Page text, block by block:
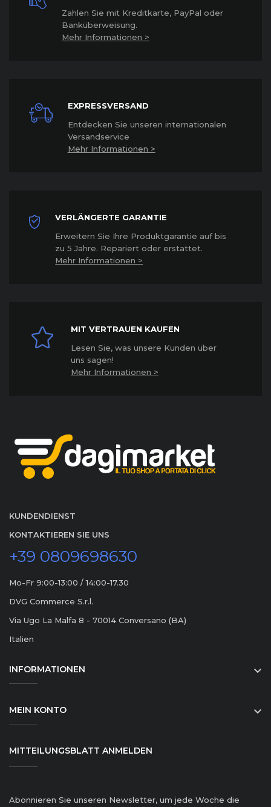
Zahlen Sie mit Kreditkarte, PayPal oder
Banküberweisung.
Mehr Informationen >
EXPRESSVERSAND
Entdecken Sie unseren internationalen
Versandservice
Mehr Informationen >
VERLÄNGERTE GARANTIE
Erweitern Sie Ihre Produktgarantie auf bis
zu 5 Jahre. Repariert oder erstattet.
Mehr Informationen >
MIT VERTRAUEN KAUFEN
Lesen Sie, was unsere Kunden über
uns sagen!
Mehr Informationen >
KUNDENDIENST
KONTAKTIEREN SIE UNS
+39 0809698630
Mo-Fr 9:00-13:00 / 14:00-17.30
DVG Commerce S.r.l.
Via Ugo La Malfa 8 - 70014 Conversano (BA)
Italien
INFORMATIONEN 
MEIN KONTO 
MITTEILUNGSBLATT ANMELDEN
Abonnieren Sie unseren Newsletter, um jede Woche die